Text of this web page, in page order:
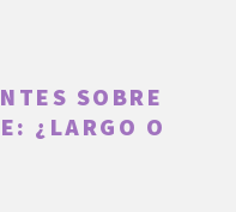
SOBRE
¿LARGO O